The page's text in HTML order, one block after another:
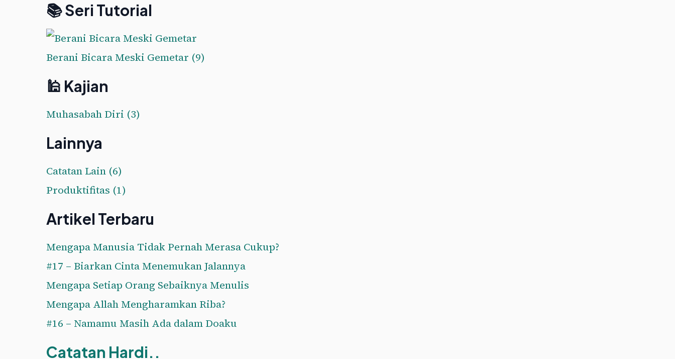
📚 Seri Tutorial
Berani Bicara Meski Gemetar (9)
🕌 Kajian
Muhasabah Diri (3)
Lainnya
Catatan Lain (6)
Produktifitas (1)
Artikel Terbaru
Mengapa Manusia Tidak Pernah Merasa Cukup?
#17 – Biarkan Cinta Menemukan Jalannya
Mengapa Setiap Orang Sebaiknya Menulis
Mengapa Allah Mengharamkan Riba?
#16 – Namamu Masih Ada dalam Doaku
Catatan Hardi..